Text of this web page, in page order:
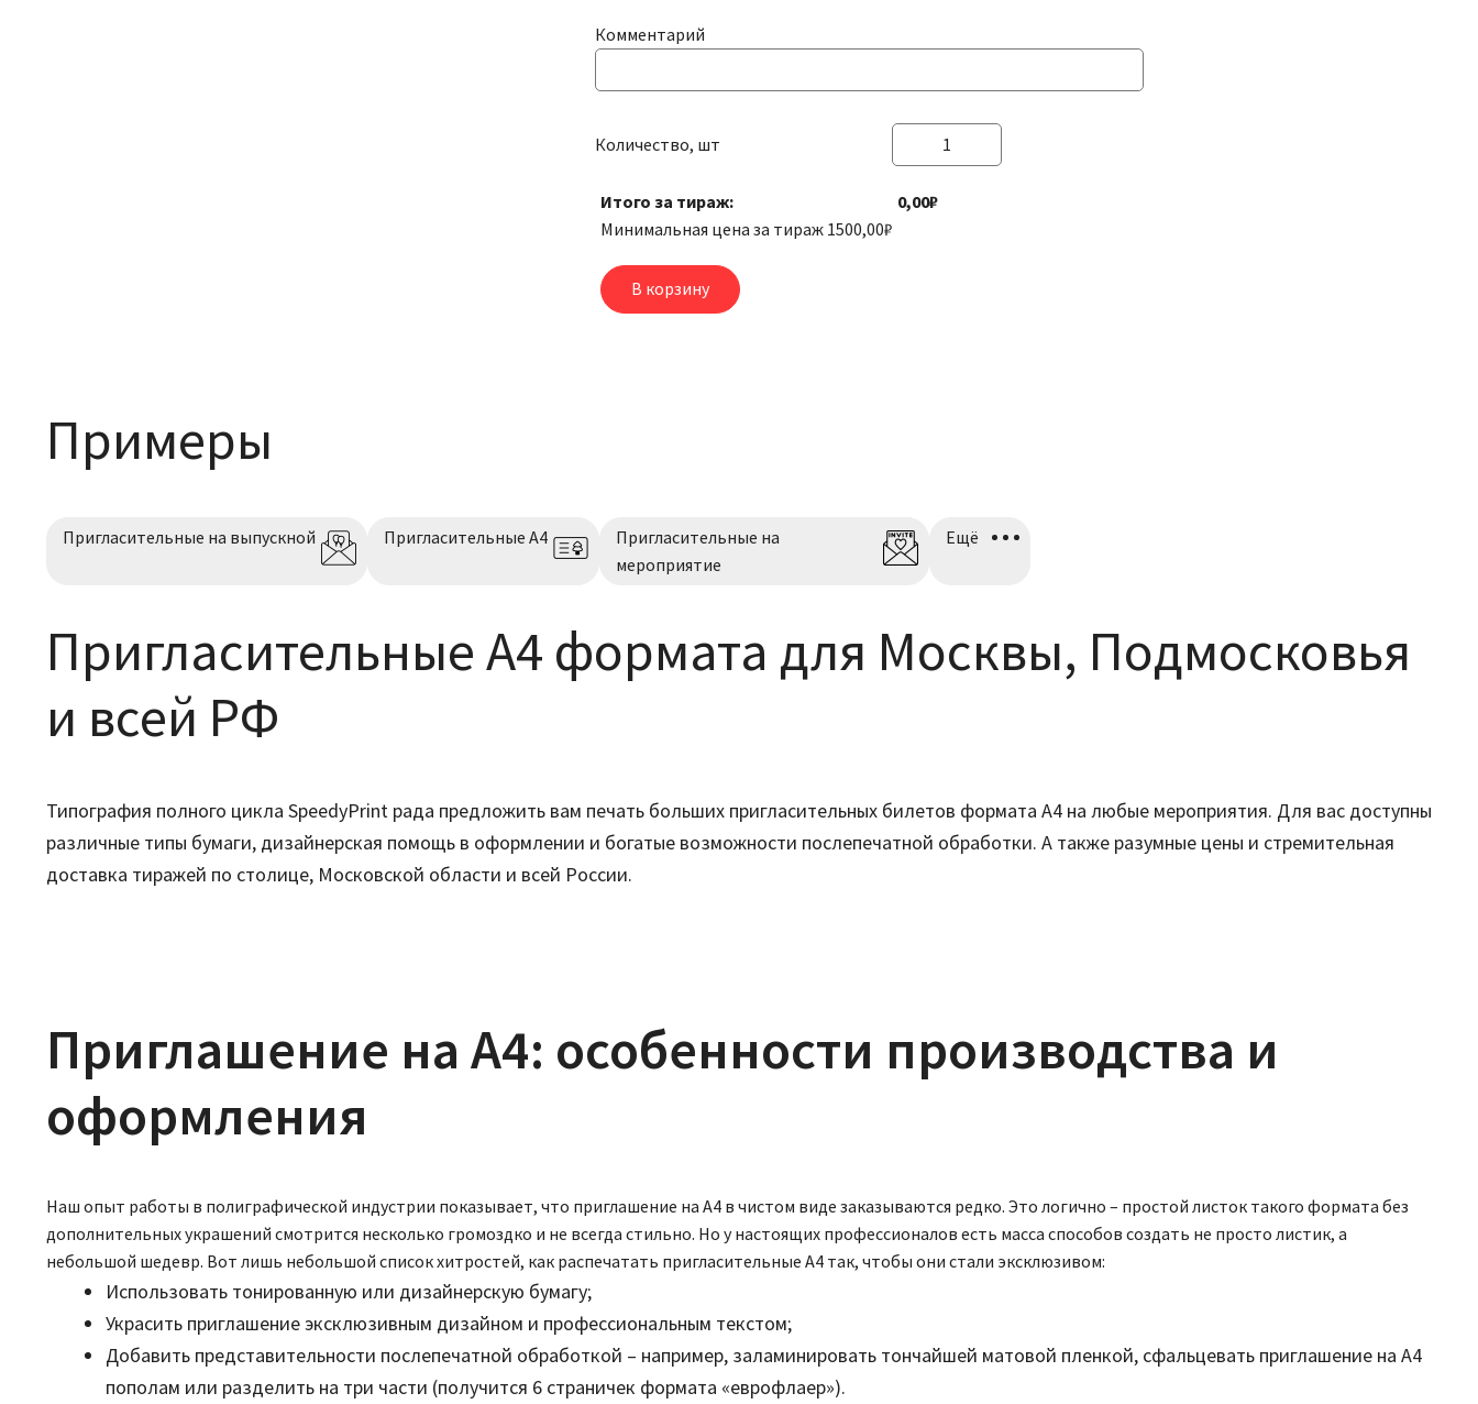
Комментарий
Количество, шт
Количество
Пригласительные
Итого за тираж:
0,00₽
Минимальная цена за тираж 1500,00₽
В корзину
Примеры
Пригласительные на выпускной Пригласительные А4
Пригласительные на
мероприятие
Ещё
Пригласительные А4 формата для Москвы, Подмосковья
и всей РФ
Типография полного цикла SpeedyPrint рада предложить вам печать больших пригласительных билетов формата А4 на любые мероприятия. Для вас доступны
различные типы бумаги, дизайнерская помощь в оформлении и богатые возможности послепечатной обработки. А также разумные цены и стремительная
доставка тиражей по столице, Московской области и всей России.
Приглашение на А4: особенности производства и
оформления
Наш опыт работы в полиграфической индустрии показывает, что приглашение на А4 в чистом виде заказываются редко. Это логично – простой листок такого формата без
дополнительных украшений смотрится несколько громоздко и не всегда стильно. Но у настоящих профессионалов есть масса способов создать не просто листик, а
небольшой шедевр. Вот лишь небольшой список хитростей, как распечатать пригласительные А4 так, чтобы они стали эксклюзивом:
Использовать тонированную или дизайнерскую бумагу;
Украсить приглашение эксклюзивным дизайном и профессиональным текстом;
Добавить представительности послепечатной обработкой – например, заламинировать тончайшей матовой пленкой, сфальцевать приглашение на А4
пополам или разделить на три части (получится 6 страничек формата «еврофлаер»).